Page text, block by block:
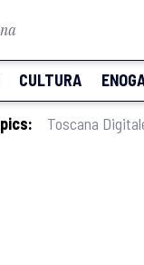
CULTURA
Toscana